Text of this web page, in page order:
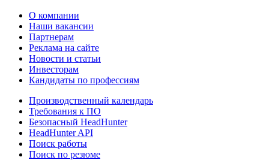
О компании
Наши вакансии
Партнерам
Реклама на сайте
Новости и статьи
Инвесторам
Кандидаты по профессиям
Производственный календарь
Требования к ПО
Безопасный HeadHunter
HeadHunter API
Поиск работы
Поиск по резюме